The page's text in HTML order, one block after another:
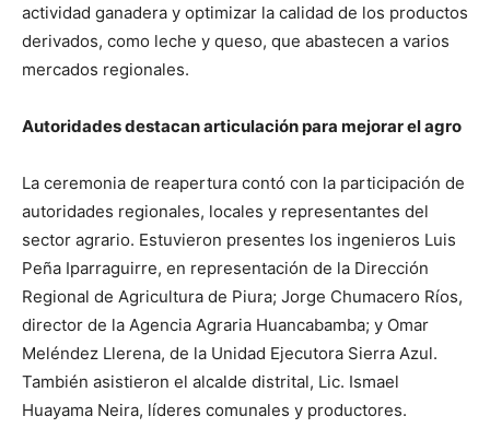
actividad ganadera y optimizar la calidad de los productos
derivados, como leche y queso, que abastecen a varios
mercados regionales.
Autoridades destacan articulación para mejorar el agro
La ceremonia de reapertura contó con la participación de
autoridades regionales, locales y representantes del
sector agrario. Estuvieron presentes los ingenieros Luis
Peña Iparraguirre, en representación de la Dirección
Regional de Agricultura de Piura; Jorge Chumacero Ríos,
director de la Agencia Agraria Huancabamba; y Omar
Meléndez Llerena, de la Unidad Ejecutora Sierra Azul.
También asistieron el alcalde distrital, Lic. Ismael
Huayama Neira, líderes comunales y productores.